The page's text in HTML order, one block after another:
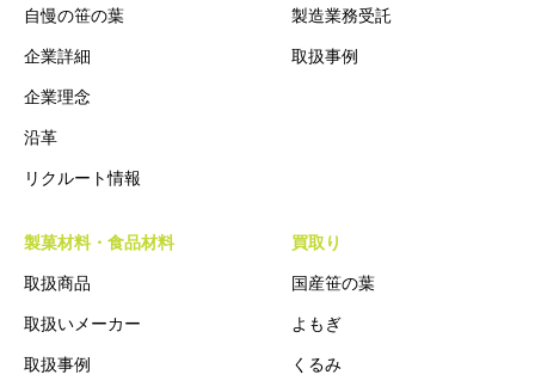
自慢の笹の葉
企業詳細
企業理念
沿革
リクルート情報
製造業務受託
取扱事例
製菓材料・食品材料
取扱商品
取扱いメーカー
取扱事例
買取り
国産笹の葉
よもぎ
くるみ